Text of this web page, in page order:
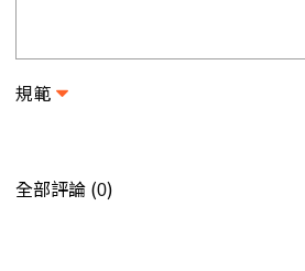
規範
全部評論 (0)